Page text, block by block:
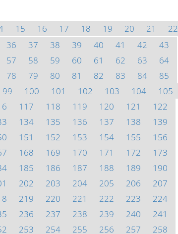
15 16 17 18 19 20 21
22
36 37 38 39 40 41 42
43
57 58 59 60 61 62 63
64
78 79 80 81 82 83 84
85
99 100 101 102 103 104
105
117 118 119 120 121
122
134 135 136 137 138
139
151 152 153 154 155
156
168 169 170 171 172
173
185 186 187 188 189
190
202 203 204 205 206
207
219 220 221 222 223
224
236 237 238 239 240
241
253 254 255 256 257 258